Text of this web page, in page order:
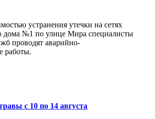
устранения утечки на сетях
дома №1 по улице Мира специалисты
проводят аварийно-
работы.
с 10 по 14 августа